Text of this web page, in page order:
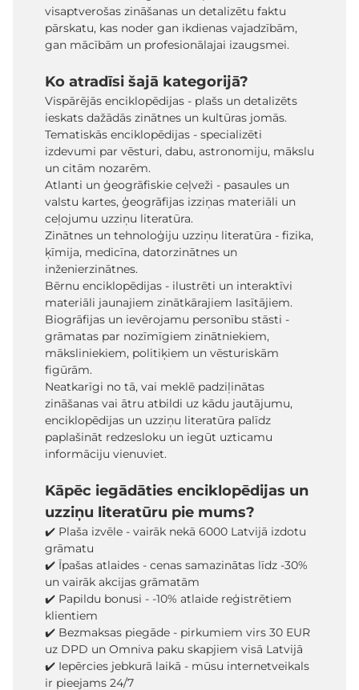
visaptverošas zināšanas un detalizētu faktu
pārskatu, kas noder gan ikdienas vajadzībām,
gan mācībām un profesionālajai izaugsmei.
Ko atradīsi šajā kategorijā?
Vispārējās enciklopēdijas - plašs un detalizēts
ieskats dažādās zinātnes un kultūras jomās.
Tematiskās enciklopēdijas - specializēti
izdevumi par vēsturi, dabu, astronomiju, mākslu
un citām nozarēm.
Atlanti un ģeogrāfiskie ceļveži - pasaules un
valstu kartes, ģeogrāfijas izziņas materiāli un
ceļojumu uzziņu literatūra.
Zinātnes un tehnoloģiju uzziņu literatūra - fizika,
ķīmija, medicīna, datorzinātnes un
inženierzinātnes.
Bērnu enciklopēdijas - ilustrēti un interaktīvi
materiāli jaunajiem zinātkārajiem lasītājiem.
Biogrāfijas un ievērojamu personību stāsti -
grāmatas par nozīmīgiem zinātniekiem,
māksliniekiem, politiķiem un vēsturiskām
figūrām.
Neatkarīgi no tā, vai meklē padziļinātas
zināšanas vai ātru atbildi uz kādu jautājumu,
enciklopēdijas un uzziņu literatūra palīdz
paplašināt redzesloku un iegūt uzticamu
informāciju vienuviet.
Kāpēc iegādāties enciklopēdijas un
uzziņu literatūru pie mums?
✔️ Plaša izvēle - vairāk nekā 6000 Latvijā izdotu
grāmatu
✔️ Īpašas atlaides - cenas samazinātas līdz -30%
un vairāk akcijas grāmatām
✔️ Papildu bonusi - -10% atlaide reģistrētiem
klientiem
✔️ Bezmaksas piegāde - pirkumiem virs 30 EUR
uz DPD un Omniva paku skapjiem visā Latvijā
✔️ Iepērcies jebkurā laikā - mūsu internetveikals
ir pieejams 24/7